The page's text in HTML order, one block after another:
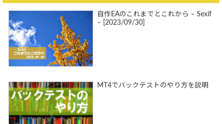
自作EAのこれまでとこれから – Sexif
– [2023/09/30]
MT4でバックテストのやり方を説明